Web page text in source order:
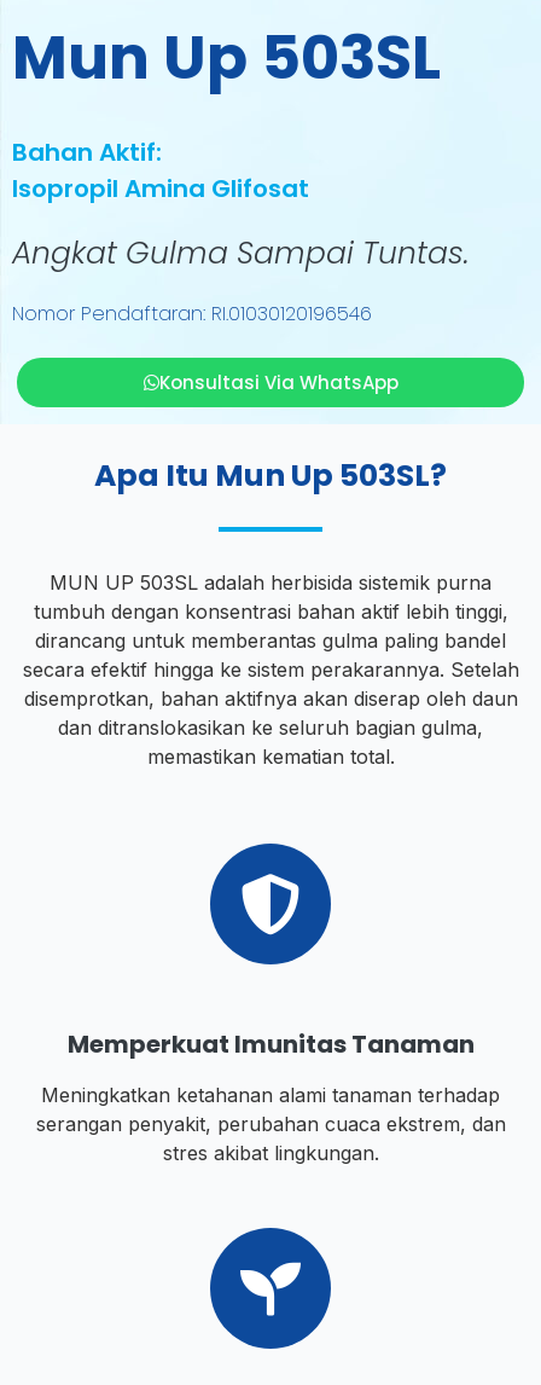
Mun Up 503SL
Bahan Aktif:
Isopropil Amina Glifosat
Angkat Gulma Sampai Tuntas.
Nomor Pendaftaran: RI.01030120196546
Konsultasi Via WhatsApp
Apa Itu Mun Up 503SL?
MUN UP 503SL adalah herbisida sistemik purna
tumbuh dengan konsentrasi bahan aktif lebih tinggi,
dirancang untuk memberantas gulma paling bandel
secara efektif hingga ke sistem perakarannya. Setelah
disemprotkan, bahan aktifnya akan diserap oleh daun
dan ditranslokasikan ke seluruh bagian gulma,
memastikan kematian total.
Memperkuat Imunitas Tanaman
Meningkatkan ketahanan alami tanaman terhadap
serangan penyakit, perubahan cuaca ekstrem, dan
stres akibat lingkungan.